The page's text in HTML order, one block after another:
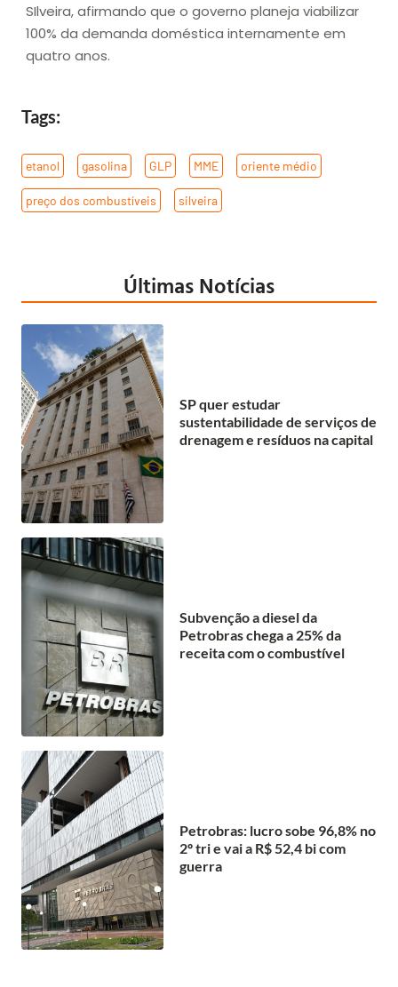
SIlveira, afirmando que o governo planeja viabilizar
100% da demanda doméstica internamente em
quatro anos.
Tags:
etanol gasolina GLP MME oriente médio
preço dos combustíveis silveira
Últimas Notícias
SP quer estudar
sustentabilidade de serviços de
drenagem e resíduos na capital
Subvenção a diesel da
Petrobras chega a 25% da
receita com o combustível
Petrobras: lucro sobe 96,8% no
2º tri e vai a R$ 52,4 bi com
guerra